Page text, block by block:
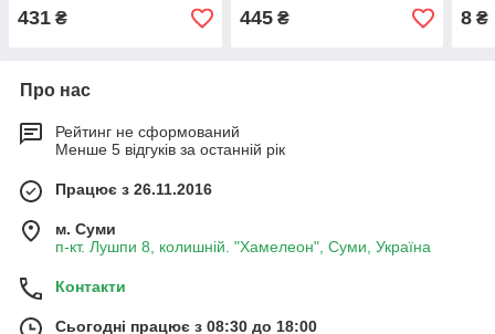
431 ₴ 445₴ 8 ₴
Про нас
Рейтинг не сформований
Менше 5 відгуків за останній рік
Працює з 26.11.2016
м. Суми
п-кт. Лушпи 8, колишній. "Хамелеон", Суми, Україна
Контакти
Сьогодні працює з 08:30 до 18:00